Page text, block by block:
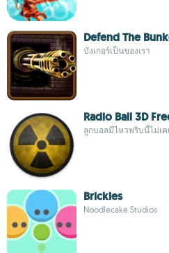
Defend The
บังเกอร์เป็นของเรา
Radio Ball 3D
ลูกบอลมีไหวพริบนี้ไม่เ
Brickies
Noodlecake Studios